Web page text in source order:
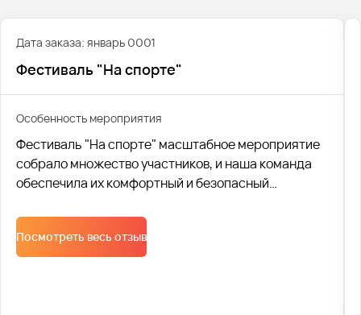
Дата заказа: январь 0001
Фестиваль "На спорте"
Особенность мероприятия
Фестиваль "На спорте" масштабное мероприятие
собрало множество участников, и наша команда
обеспечила их комфортный и безопасный
современные автобусы, соответствующие всем
стандартам безопасности. Каждое транспортное
средство было оснащено удобными сиденьями,
Посмотреть весь отзыв